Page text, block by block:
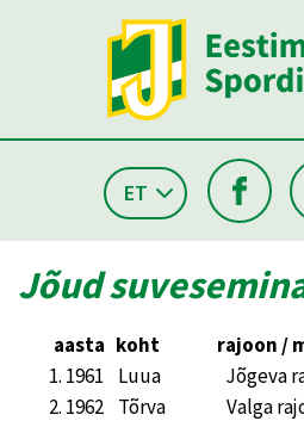
ET
Jõud
aasta koht rajoon /
1961 Luua Jõgeva
1962 Tõrva Valga